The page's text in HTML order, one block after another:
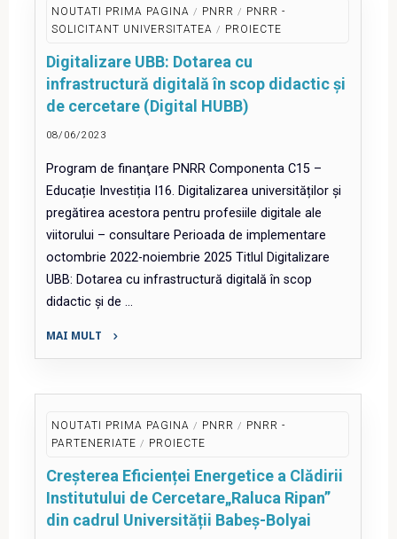
and
follow-
of
victims
and
perpretrators
domestic
violence
by
police
authorities
(TACTICS)"
NOUTATI PRIMA PAGINA / PNRR / PNRR -
SOLICITANT UNIVERSITATEA / PROIECTE
Digitalizare UBB: Dotarea cu
infrastructură digitală în scop didactic și
de cercetare (Digital HUBB)
08/06/2023
Program de finanţare PNRR Componenta C15 –
Educație Investiția I16. Digitalizarea universităților și
pregătirea acestora pentru profesiile digitale ale
viitorului – consultare Perioada de implementare
octombrie 2022-noiembrie 2025 Titlul Digitalizare
UBB: Dotarea cu infrastructură digitală în scop
didactic și de …
MAI MULT
"Digitalizare
Dotarea
cu
infrastructură
în
scop
didactic
NOUTATI PRIMA PAGINA / PNRR / PNRR -
PARTENERIATE / PROIECTE
Creșterea Eficienței Energetice a Clădirii
Institutului de Cercetare„Raluca Ripan”
din cadrul Universității Babeș-Bolyai